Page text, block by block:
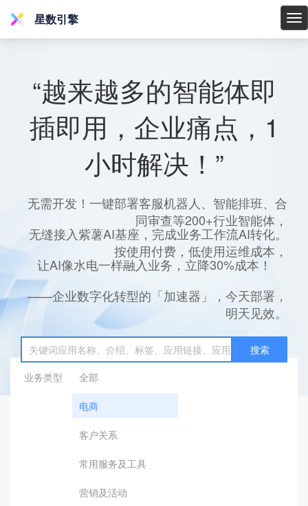
星
星数引擎
“越来越多的智能体即
插即用，企业痛点，1
小时解决！”
无需开发！一键部署客服机器人、智能排班、合
同审查等200+行业智能体，
无缝接入紫薯AI基座，完成业务工作流AI转化。
按使用付费，低使用运维成本，
让AI像水电一样融入业务，立降30%成本！
——企业数字化转型的「加速器」，今天部署，
明天见效。
搜索
业务类型
全部
电商
客户关系
常用服务及工具
营销及活动